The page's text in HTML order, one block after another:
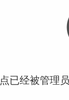
已经被管理